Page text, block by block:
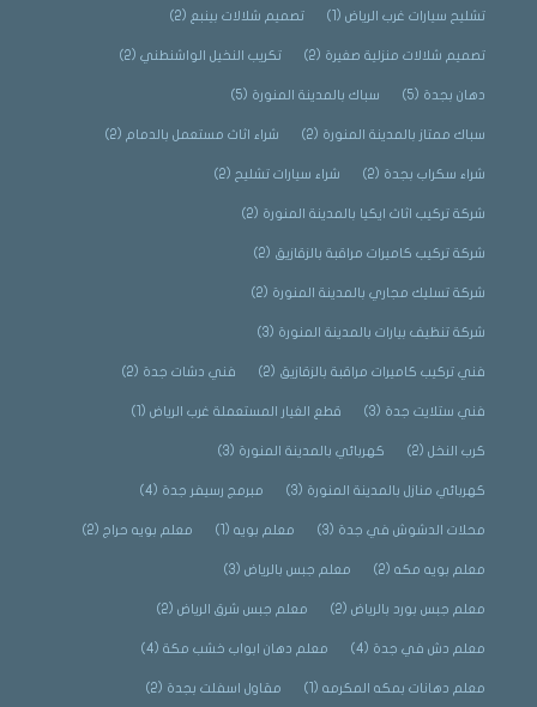
تشليح سيارات غرب الرياض(1) تصميم شلالات بينبع (2)
تصميم شلالات منزلية صغيرة (2) تكريب النخيل الواشنطني(2)
دهان بجدة (5) سباك بالمدينة المنورة (5)
سباك ممتاز بالمدينة المنورة (2) شراء اثاث مستعمل بالدمام (2)
شراء سكراب بجدة (2) شراء سيارات تشليح (2)
شركة تركيب اثاث ايكيا بالمدينة المنورة (2)
شركة تركيب كاميرات مراقبة بالزقازيق (2)
شركة تسليك مجاري بالمدينة المنورة (2)
شركة تنظيف بيارات بالمدينة المنورة (3)
فني تركيب كاميرات مراقبة بالزقازيق (2) فني دشات جدة (2)
فني ستلايت جدة (3) قطع الغيار المستعملة غرب الرياض(1)
كرب النخل(2) كهربائي بالمدينة المنورة (3)
كهربائي منازل بالمدينة المنورة (3) مبرمج رسيفر جدة (4)
محلات الدشوش في جدة (3) معلم بويه(1) معلم بويه حراج (2)
معلم بويه مكه(2) معلم جبس بالرياض(3)
معلم جبس بورد بالرياض(2) معلم جبس شرق الرياض(2)
معلم دش في جدة (4) معلم دهان ابواب خشب مكة(4)
معلم دهانات بمكه المكرمه(1) مقاول اسفلت بجدة (2)